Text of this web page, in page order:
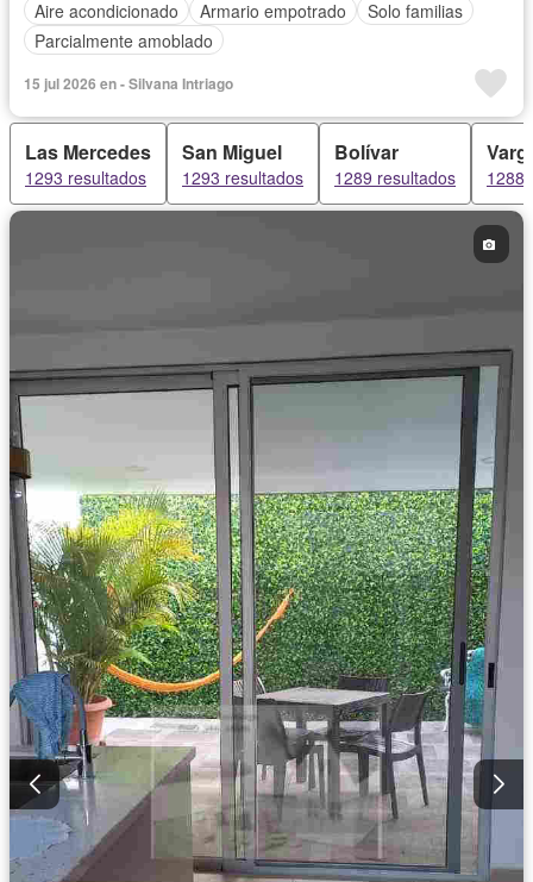
Aire acondicionado Armario empotrado
Solo familias
Parcialmente amoblado
15 jul 2026 en - Silvana Intriago
Las Mercedes
1293 resultados
San Miguel
1293 resultados
Bolívar
1289 resultados 1288